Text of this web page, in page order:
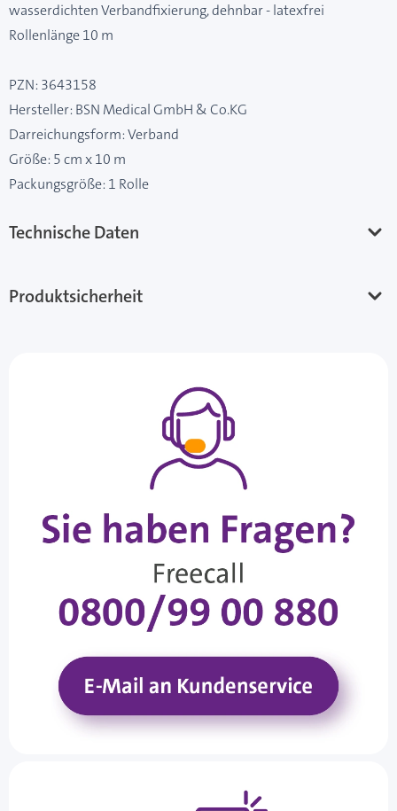
wasserdichten Verbandfixierung, dehnbar - latexfrei
Rollenlänge 10 m
PZN: 3643158
Hersteller: BSN Medical GmbH & Co.KG
Darreichungsform: Verband
Größe: 5 cm x 10 m
Packungsgröße: 1 Rolle
Technische Daten
Produktsicherheit